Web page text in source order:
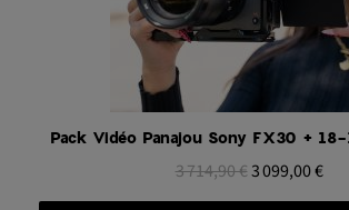
Aperçu rapide
3 714,90 €3 099,00 €